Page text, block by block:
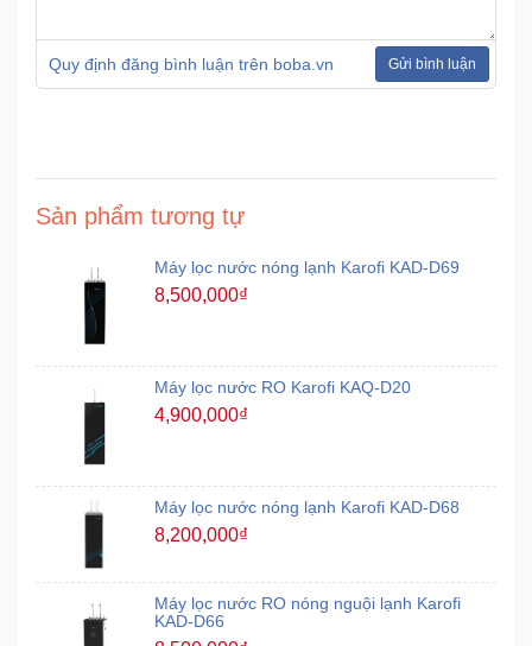
Quy định đăng bình luận trên boba.vn Gửi bình luận
Sản phẩm tương tự
Máy lọc nước nóng lạnh Karofi KAD-D69
8,500,000₫
Máy lọc nước RO Karofi KAQ-D20
4,900,000₫
Máy lọc nước nóng lạnh Karofi KAD-D68
8,200,000₫
Máy lọc nước RO nóng nguội lạnh Karofi
KAD-D66